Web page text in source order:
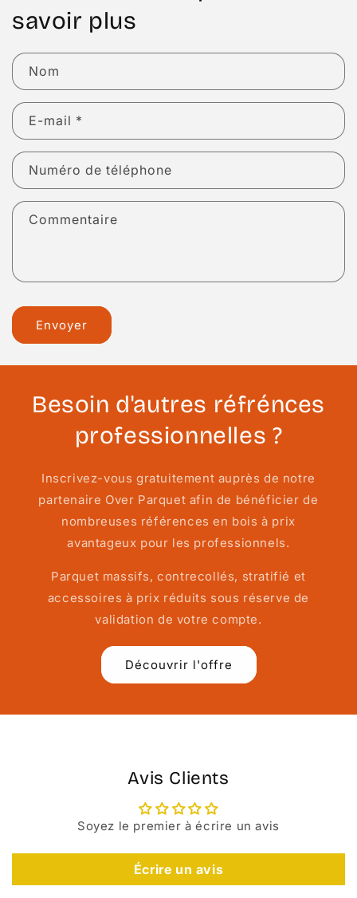
savoir plus
Nom
E-mail *
Numéro de téléphone
Commentaire
Envoyer
Besoin d'autres réfrénces
professionnelles ?
Inscrivez-vous gratuitement auprès de notre
partenaire Over Parquet afin de bénéficier de
nombreuses références en bois à prix
avantageux pour les professionnels.
Parquet massifs, contrecollés, stratifié et
accessoires à prix réduits sous réserve de
validation de votre compte.
Découvrir l'offre
Avis Clients
Soyez le premier à écrire un avis
Écrire un avis